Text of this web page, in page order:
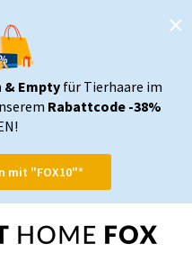
& Empty für Tierhaare im
Rabattcode -38%
mit "FOX10"*